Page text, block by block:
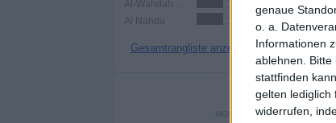
genaue
o. a.
Informationen
ablehnen.
Bitte
stattfinden
gelten lediglich
widerrufen,
Al Nahda
Gesamtrangliste anzeigen
MONTAG DIENSTAG